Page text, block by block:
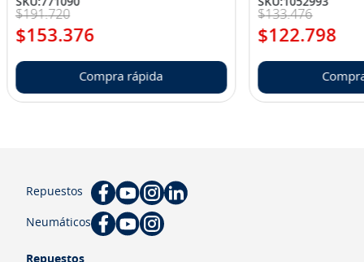
$191.720
$153.376
Compra rápida
$133.476
$122.798
Repuestos
Neumáticos
Repuestos